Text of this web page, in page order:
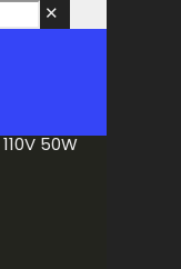
✕
50W